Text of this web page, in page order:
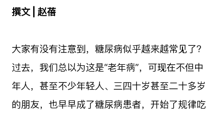
撰文 | 赵蓓
大家有没有注意到，糖尿病似乎越来越常见了？
过去，我们总以为这是“老年病”，可现在不但中
年人，甚至不少年轻人、三四十岁甚至二十多岁
的朋友，也早早成了糖尿病患者，开始了规律吃